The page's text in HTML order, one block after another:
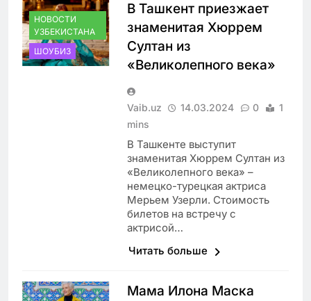
НОВОСТИ
УЗБЕКИСТАНА
ШОУБИЗ
В Ташкент приезжает
знаменитая Хюррем
Султан из
«Великолепного века»
Vaib.uz 14.03.2024 0
1
mins
В Ташкенте выступит
знаменитая Хюррем Султан из
«Великолепного века» –
немецко-турецкая актриса
Мерьем Узерли. Стоимость
билетов на встречу с
актрисой…
Читать больше
Мама Илона Маска